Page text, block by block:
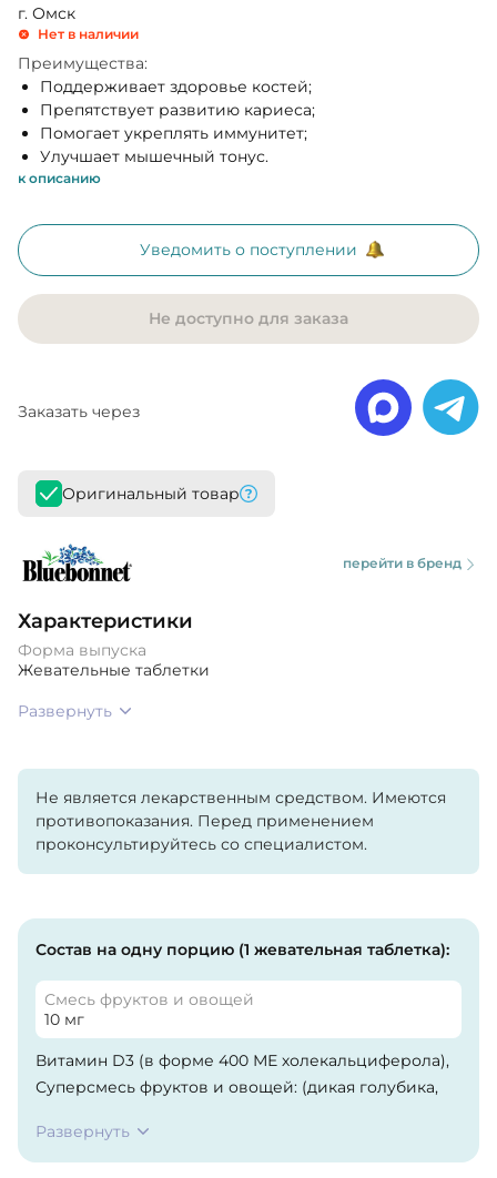
г. Омск
Нет в наличии
Преимущества:
Поддерживает здоровье костей;
Препятствует развитию кариеса;
Помогает укреплять иммунитет;
Улучшает мышечный тонус.
к описанию
Уведомить о поступлении
Не доступно для заказа
Заказать через
Оригинальный товар
перейти в бренд
Характеристики
Форма выпуска
Жевательные таблетки
Развернуть
Не является лекарственным средством. Имеются
противопоказания. Перед применением
проконсультируйтесь со специалистом.
Состав на одну порцию (1 жевательная таблетка):
Смесь фруктов и овощей
10 мг
Витамин D3 (в форме 400 МЕ холекальциферола),
Суперсмесь фруктов и овощей: (дикая голубика,
ягоды малины и черники, экстракты из
виноградных косточек и семян малины, брокколи,
Развернуть